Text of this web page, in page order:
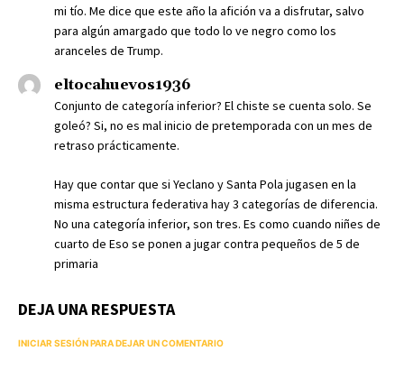
mi tío. Me dice que este año la afición va a disfrutar, salvo
para algún amargado que todo lo ve negro como los
aranceles de Trump.
eltocahuevos1936
Conjunto de categoría inferior? El chiste se cuenta solo. Se
goleó? Si, no es mal inicio de pretemporada con un mes de
retraso prácticamente.
Hay que contar que si Yeclano y Santa Pola jugasen en la
misma estructura federativa hay 3 categorías de diferencia.
No una categoría inferior, son tres. Es como cuando niñes de
cuarto de Eso se ponen a jugar contra pequeños de 5 de
primaria
DEJA UNA RESPUESTA
INICIAR SESIÓN PARA DEJAR UN COMENTARIO